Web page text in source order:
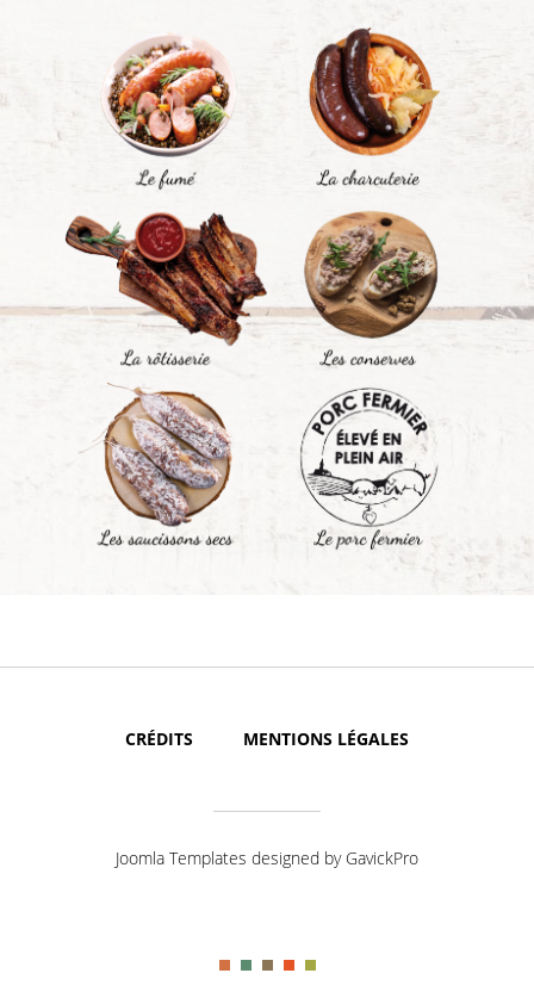
CRÉDITS MENTIONS LÉGALES
Joomla Templates designed by GavickPro